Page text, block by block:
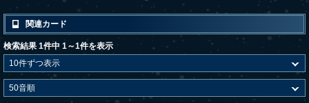
関連カード
検索結果 1件中 1～1件を表示